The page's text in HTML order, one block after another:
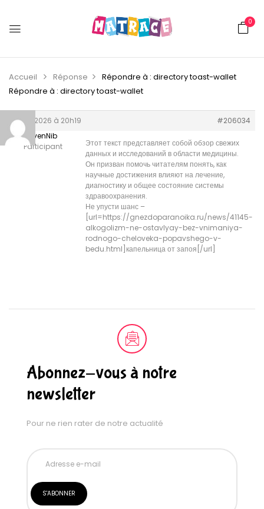
0
Accueil Réponse
Répondre à : directory toast-wallet
Répondre à : directory toast-wallet
3 juin 2026 à 20h19
#206034
StevenNib
Participant
Этот текст представляет собой обзор свежих
данных и исследований в области медицины.
Он призван помочь читателям понять, как
научные достижения влияют на лечение,
диагностику и общее состояние системы
здравоохранения.
Не упусти шанс –
[url=https://gnezdoparanoika.ru/news/41145-
alkogolizm-ne-ostavlyay-bez-vnimaniya-
rodnogo-cheloveka-popavshego-v-
bedu.html]капельница от запоя[/url]
Abonnez-vous à notre
newsletter
Pour ne rien rater de notre actualité